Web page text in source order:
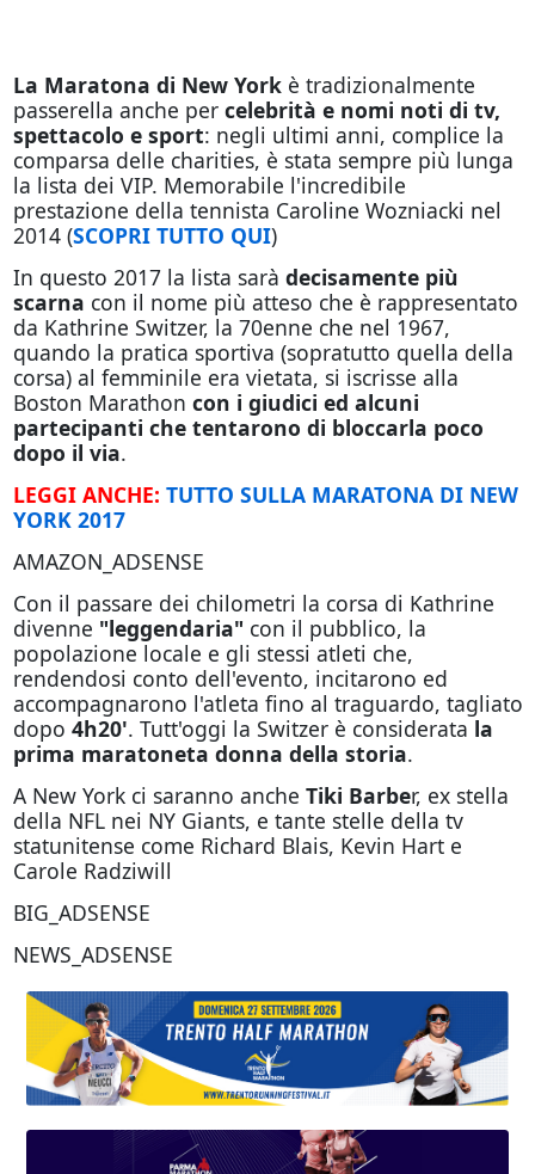
La Maratona di New Yorkè tradizionalmente
passerella anche per celebrità e nomi noti di tv,
spettacolo e sport: negli ultimi anni, complice la
comparsa delle charities, è stata sempre più lunga
la lista dei VIP. Memorabile l'incredibile
prestazione della tennista Caroline Wozniacki nel
2014 (SCOPRI TUTTO QUI)
In questo 2017 la lista sarà decisamente più
scarna con il nome più atteso che è rappresentato
da Kathrine Switzer, la 70enne che nel 1967,
quando la pratica sportiva (sopratutto quella della
corsa) al femminile era vietata, si iscrisse alla
Boston Marathon con i giudici ed alcuni
partecipanti che tentarono di bloccarla poco
dopo il via.
LEGGI ANCHE: TUTTO SULLA MARATONA DI NEW
YORK 2017
AMAZON_ADSENSE
Con il passare dei chilometri la corsa di Kathrine
divenne "leggendaria" con il pubblico, la
popolazione locale e gli stessi atleti che,
rendendosi conto dell'evento, incitarono ed
accompagnarono l'atleta fino al traguardo, tagliato
dopo 4h20'. Tutt'oggi la Switzer è considerata la
prima maratoneta donna della storia.
A New York ci saranno anche Tiki Barber, ex stella
della NFL nei NY Giants, e tante stelle della tv
statunitense come Richard Blais, Kevin Hart e
Carole Radziwill
BIG_ADSENSE
NEWS_ADSENSE